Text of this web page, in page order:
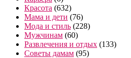
Красота (632)
Мама и дети (76)
Мода и стиль (228)
Мужчинам (60)
Развлечения и отдых (133)
Советы дамам (95)